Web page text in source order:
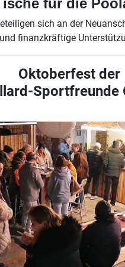
sich an der
finanzkräftige
Oktoberfest der
Sportfreunde